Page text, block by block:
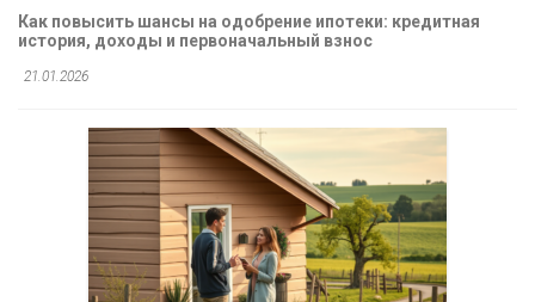
Как повысить шансы на одобрение ипотеки: кредитная
история, доходы и первоначальный взнос
21.01.2026